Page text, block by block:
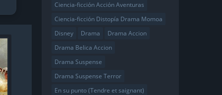
Ciencia-ficción Acción Aventuras
Ciencia-ficción Distopía Drama Momoa
Disney
Drama
Drama Accion
Drama Belica Accion
Drama Suspense
Drama Suspense Terror
En su punto (Tendre et saignant)